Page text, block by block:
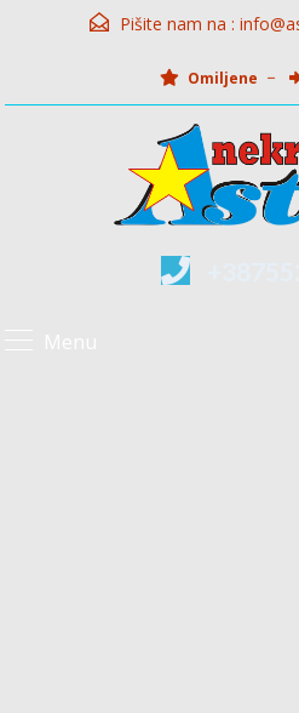
Pišite nam na :
Omiljene